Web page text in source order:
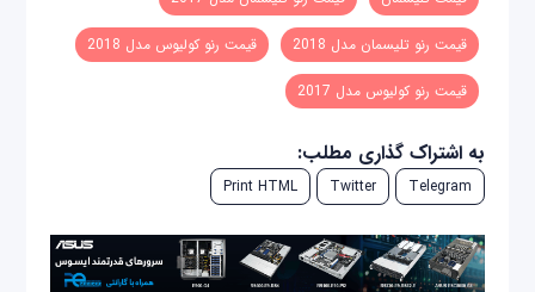
قیمت رنو تلیسمان مدل 2018 قیمت رنو کولیوس مدل 2018
قیمت رنو کولیوس مدل 2017
به اشتراک گذاری مطلب:
Telegram
Twitter
Print HTML